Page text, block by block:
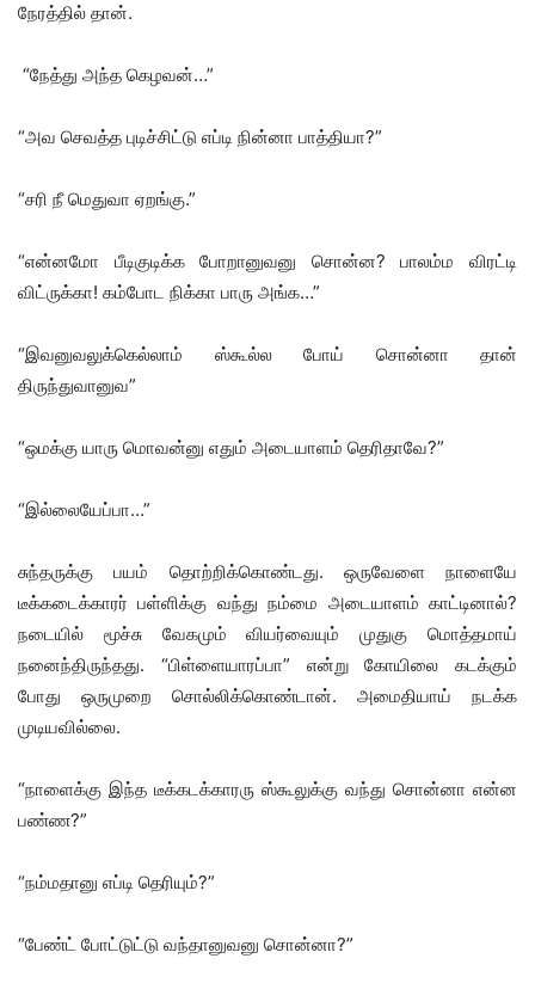
நேரத்தில் தான்.
“நேத்து அந்த கெழவன்…”
“அவ செவத்த புடிச்சிட்டு எப்டி நின்னா பாத்தியா?”
“சரி நீ மெதுவா ஏறங்கு.”
“என்னமோ பீடிகுடிக்க போறானுவனு சொன்ன? பாலம்ம விரட்டி
விட்ருக்கா! கம்போட நிக்கா பாரு அங்க…”
“இவனுவலுக்கெல்லாம் ஸ்கூல்ல போய் சொன்னா தான்
திருந்துவானுவ”
“ஒமக்கு யாரு மொவன்னு எதும் அடையாளம் தெரிதாவே?”
“இல்லையேப்பா…”
சுந்தருக்கு பயம் தொற்றிக்கொண்டது. ஒருவேளை நாளையே
டீக்கடைக்காரர் பள்ளிக்கு வந்து நம்மை அடையாளம் காட்டினால்?
நடையில் மூச்சு வேகமும் வியர்வையும் முதுகு மொத்தமாய்
நனைந்திருந்தது. “பிள்ளையாரப்பா” என்று கோயிலை கடக்கும்
போது ஒருமுறை சொல்லிக்கொண்டான். அமைதியாய் நடக்க
முடியவில்லை.
“நாளைக்கு இந்த டீக்கடக்காரரு ஸ்கூலுக்கு வந்து சொன்னா என்ன
பண்ண?”
“நம்மதானு எப்டி தெரியும்?”
“பேண்ட் போட்டுட்டு வந்தானுவனு சொன்னா?”